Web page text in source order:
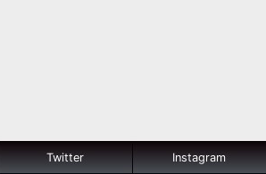
Twitter Instagram